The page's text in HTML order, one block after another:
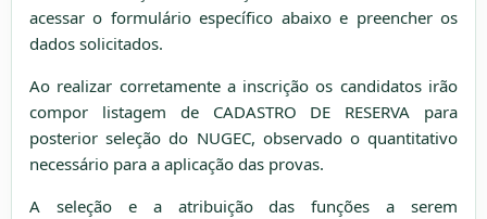
acessar o formulário específico abaixo e preencher os
dados solicitados.
Ao realizar corretamente a inscrição os candidatos irão
compor listagem de CADASTRO DE RESERVA para
posterior seleção do NUGEC, observado o quantitativo
necessário para a aplicação das provas.
A seleção e a atribuição das funções a serem